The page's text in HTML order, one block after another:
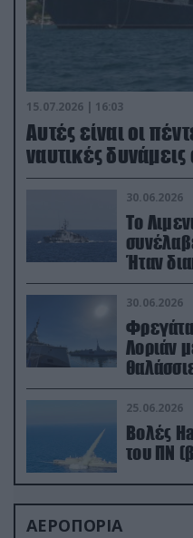
15.07.2026 | 16:03
Aυτές είναι οι
ναυτικές
30.06.2026
Το
Ήταν
30.06.2026
Λοριάν
θαλάσσιες δοκιμές
25.06.2026
Βολές
του ΠΝ
ΑΕΡΟΠΟΡΙΑ